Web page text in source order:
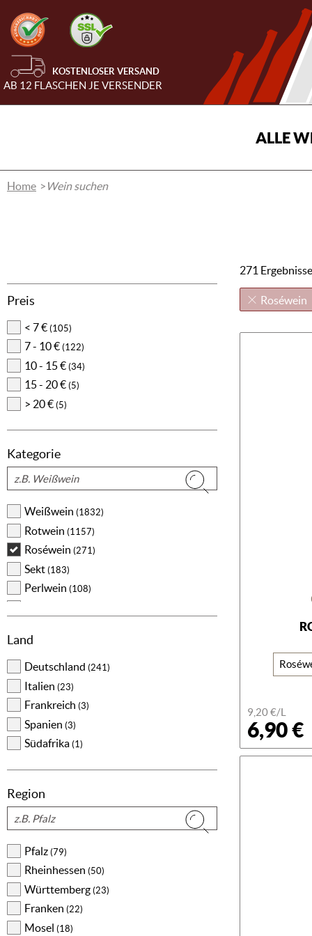
KOSTENLOSER VERSAND
AB 12 FLASCHEN JE VERSENDER
ALLE
Home Wein suchen
271 Ergebnisse
Roséwein
Preis
< 7 € (105)
7 - 10 € (122)
10 - 15 € (34)
15 - 20 € (5)
> 20 € (5)
Kategorie
Suchen
Weißwein (1832)
Rotwein (1157)
Roséwein (271)
Sekt (183)
Perlwein (108)
Brand
Glühwein(37)
Erfrischungsgetränk
Wein (entalkoholisiert)
Spirituose
Fruchtsaft(13)
Aromatisierter Wein
Alkoholfreie Getränke
Whisky/Whiskey
Rum (2)
Traubenmost (2)
Fruchtsaftgetränk
Wodka(1)
Land
Deutschland (241)
Italien (23)
Frankreich (3)
Spanien (3)
Südafrika (1)
Region
Suchen
Pfalz (79)
Rheinhessen (50)
Württemberg (23)
Franken (22)
Mosel (18)
9,20 €/L
6,90 €